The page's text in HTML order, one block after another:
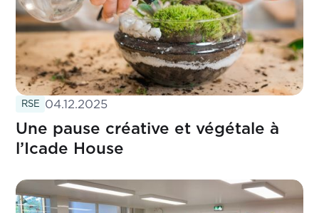
RSE 04.12.2025
Une pause créative et végétale à
l’Icade House